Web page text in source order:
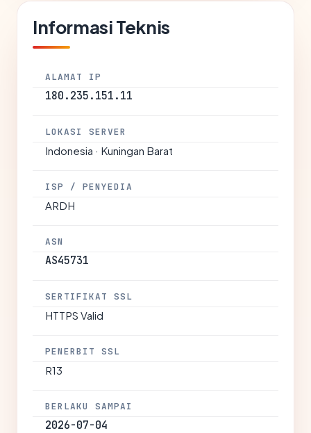
Informasi Teknis
ALAMAT IP
180.235.151.11
LOKASI SERVER
Indonesia · Kuningan Barat
ISP / PENYEDIA
ARDH
ASN
AS45731
SERTIFIKAT SSL
HTTPS Valid
PENERBIT SSL
R13
BERLAKU SAMPAI
2026-07-04